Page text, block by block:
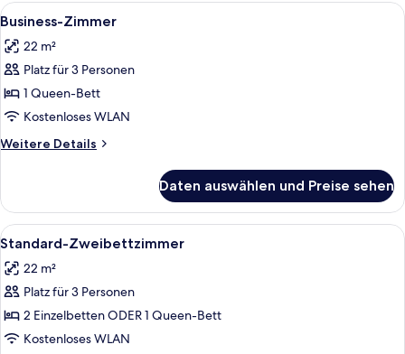
Alle
Fotos
für
Business-
Zimmer
anzeigen
Ein Hotelzimmer mit einem großen
6
Business-Zimmer
22 m²
Platz für 3 Personen
1 Queen-Bett
Kostenloses WLAN
Weitere Details
Weitere
Zimmer
Daten auswählen und Preise sehen
Alle
Fotos
für
Standard-
Zweibettzimmer
anzeigen
Ein Hotelzimmer mit zwei Betten,
6
Standard-Zweibettzimmer
22 m²
Platz für 3 Personen
2 Einzelbetten ODER 1 Queen-Bett
Kostenloses WLAN